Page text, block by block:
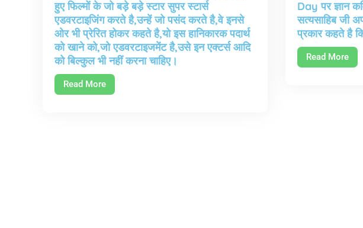
हुए फिल्मों के जो बड़े बड़े स्टार सुपर स्टार्स
एडवरटाइजिंग करते है,उन्हें जो पसंद करते है,वे इनसे
ओर भी प्रेरित होकर कहते है,यो इस हानिकारक पदार्थ
को खाने को,जो एडवरटाइजमेंट है,उसे इन एक्टर्स आदि
को बिल्कुल भी नहीं करना चाहिए।
Read More
Day पर ज्ञान
सत्यसाहिब जी
प्रकार कहते है
Read More